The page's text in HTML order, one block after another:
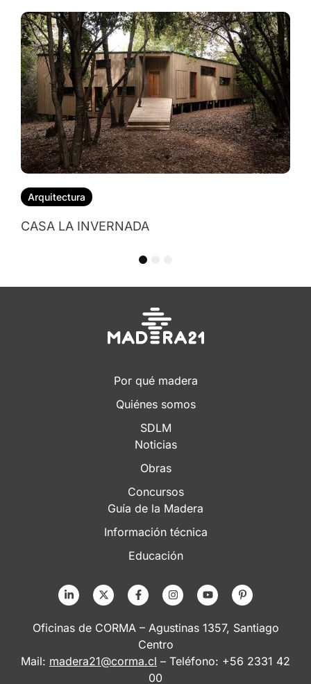
Arquitectura
CASA NALA
Por qué madera
Quiénes somos
SDLM
Noticias
Obras
Concursos
Guía de la Madera
Información técnica
Educación
Oficinas de CORMA – Agustinas 1357, Santiago
Centro
Mail: madera21@corma.cl – Teléfono: +56 2331 42
00